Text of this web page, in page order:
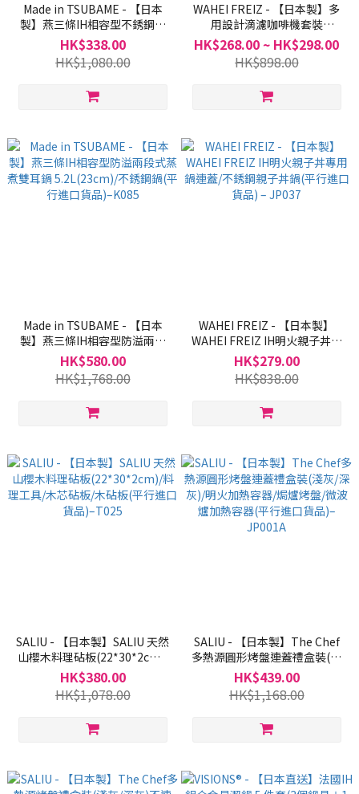
Made in TSUBAME - 【日本
製】燕三條IH相容型不銹鋼單
耳鍋連蓋18cm(2.4L)/明火
鍋/IH鍋/早餐鍋/湯麵鍋(平行進
口貨品)–JP024
HK$338.00
HK$1,080.00
WAHEI FREIZ - 【日本製】多
用設計滴濾咖啡機套裝
(400/500/750ml)/冷萃咖啡機/
滴濾咖啡機/ 手沖咖啡/ 家用咖
啡器(平行進口貨品)–JP0187-
HK$268.00 ~ HK$298.00
HK$898.00
Made in TSUBAME - 【日本
製】燕三條IH相容型防溢兩段
式蒸煮雙耳鍋 5.2L(23cm)/不銹
鋼鍋(平行進口貨品)–K085
HK$580.00
HK$1,768.00
WAHEI FREIZ - 【日本製】
WAHEI FREIZ IH明火親子丼專
用鍋連蓋/不銹鋼親子丼鍋(平行
進口貨品) – JP037
HK$279.00
HK$838.00
SALIU - 【日本製】SALIU 天然
山櫻木料理砧板(22*30*2cm)/
料理工具/木芯砧板/木砧板(平
行進口貨品)–T025
HK$380.00
HK$1,078.00
SALIU - 【日本製】The Chef
多熱源圓形烤盤連蓋禮盒裝(淺
灰/深灰)/明火加熱容器/焗爐烤
盤/微波爐加熱容器(平行進口貨
品)–JP001A
HK$439.00
HK$1,168.00